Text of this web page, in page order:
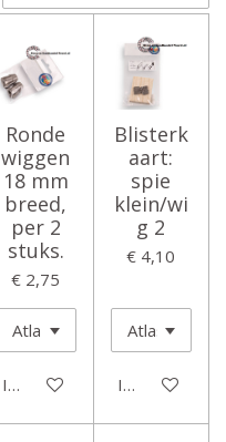
Ronde
wiggen
18 mm
breed,
per 2
stuks.
€ 2,75
In winkelwagen
Blisterk
aart:
spie
klein/wi
g 2
€ 4,10
In